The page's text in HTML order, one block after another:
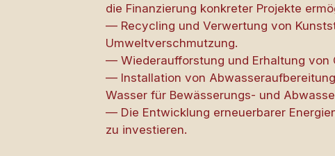
die Finanzierung konkreter Projekte
— Recycling und Verwertung von
Umweltverschmutzung.
— Wiederaufforstung und Erhaltung von
— Installation von
Wasser für Bewässerungs- und
— Die Entwicklung erneuerbarer
zu investieren.